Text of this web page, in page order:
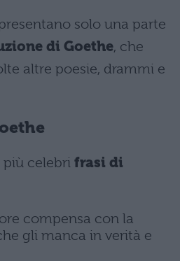
solo una parte
di Goethe, che
altre poesie, drammi e
più celebri frasi di
compensa con la
gli manca in verità e